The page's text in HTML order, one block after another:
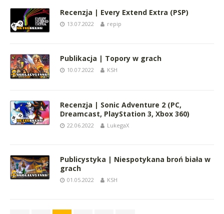
Recenzja | Every Extend Extra (PSP)
13.07.2022 repip
Publikacja | Topory w grach
10.07.2022 KSH
Recenzja | Sonic Adventure 2 (PC,
Dreamcast, PlayStation 3, Xbox 360)
22.06.2022 LukegaX
Publicystyka | Niespotykana broń biała w
grach
01.05.2022 KSH